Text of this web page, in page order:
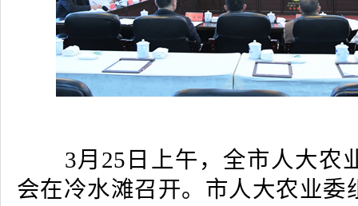
3月25日上午，全市人大农
会在冷水滩召开。市人大农业委